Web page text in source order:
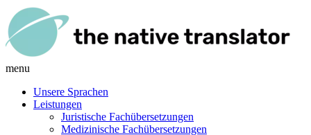
menu
Unsere Sprachen
Leistungen
Juristische Fachübersetzungen
Medizinische Fachübersetzungen